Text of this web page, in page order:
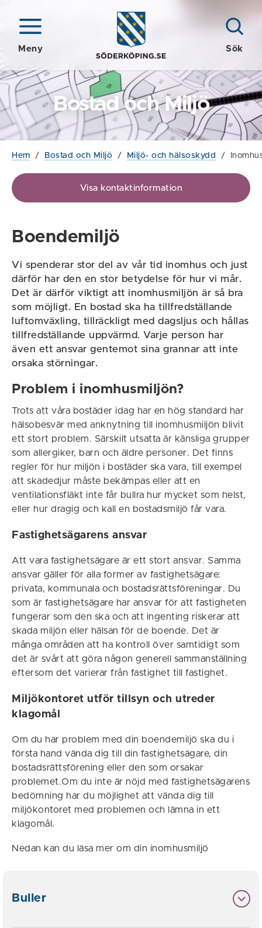
Meny Sök
Bostad och Miljö
Hem / Bostad och Miljö / Miljö- och hälsoskydd /
Visa kontaktinformation
Boendemiljö
Vi spenderar stor del av vår tid inomhus och just
därför har den en stor betydelse för hur vi mår.
Det är därför viktigt att inomhusmiljön är så bra
som möjligt. En bostad ska ha tillfredställande
luftomväxling, tillräckligt med dagsljus och hållas
tillfredställande uppvärmd. Varje person har
även ett ansvar gentemot sina grannar att inte
orsaka störningar.
Problem i inomhusmiljön?
Trots att våra bostäder idag har en hög standard har
hälsobesvär med anknytning till inomhusmiljön blivit
ett stort problem. Särskilt utsatta är känsliga grupper
som allergiker, barn och äldre personer. Det finns
regler för hur miljön i bostäder ska vara, till exempel
att skadedjur måste bekämpas eller att en
ventilationsfläkt inte får bullra hur mycket som helst,
eller hur dragig och kall en bostadsmiljö får vara.
Fastighetsägarens ansvar
Att vara fastighetsägare är ett stort ansvar. Samma
ansvar gäller för alla former av fastighetsägare:
privata, kommunala och bostadsrättsföreningar. Du
som är fastighetsägare har ansvar för att fastigheten
fungerar som den ska och att ingenting riskerar att
skada miljön eller hälsan för de boende. Det är
många områden att ha kontroll över samtidigt som
det är svårt att göra någon generell sammanställning
eftersom det varierar från fastighet till fastighet.
Miljökontoret utför tillsyn och utreder
klagomål
Om du har problem med din boendemiljö ska du i
första hand vända dig till din fastighetsägare, din
bostadsrättsförening eller den som orsakar
problemet.Om du inte är nöjd med fastighetsägarens
bedömning har du möjlighet att vända dig till
miljökontoret med problemen och lämna in ett
klagomål.
Nedan kan du läsa mer om din inomhusmiljö
Buller